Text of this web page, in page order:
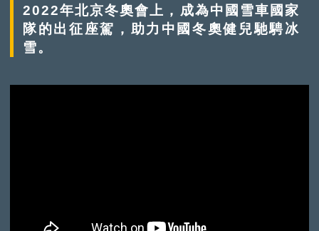
2022年北京冬奧會上，成為中國雪車國家
隊的出征座駕，助力中國冬奧健兒馳騁冰
雪。